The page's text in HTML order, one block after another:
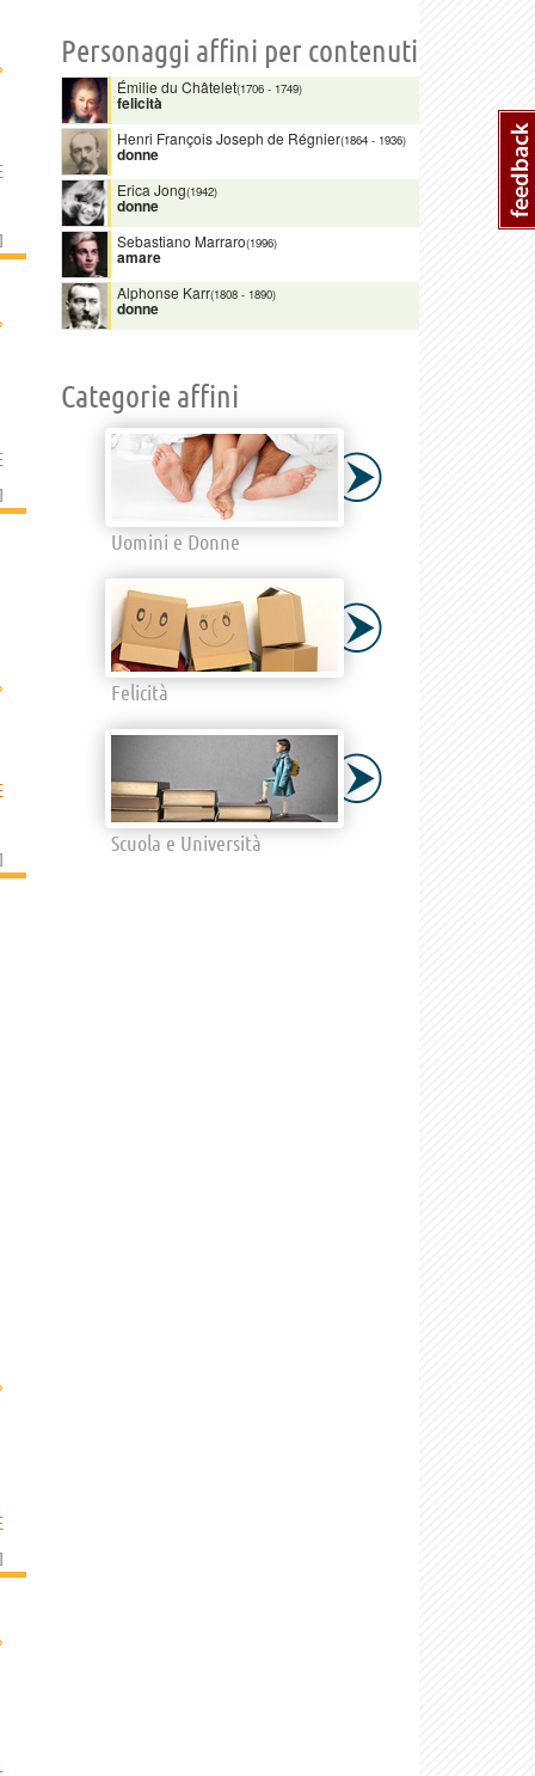
]
]
]
]
Personaggi affini per contenuti
Émilie du Châtelet(1706 - 1749)
felicità
Henri François Joseph de Régnier(1864 - 1936)
donne
Erica Jong(1942)
donne
Sebastiano Marraro(1996)
amare
Alphonse Karr(1808 - 1890)
donne
Categorie affini
Uomini e Donne
Felicità
Scuola e Università